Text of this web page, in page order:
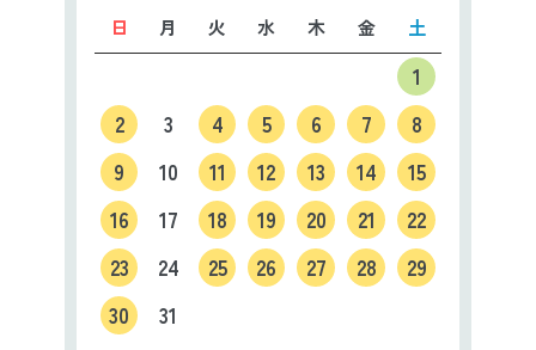
日 月 火 水 木 金 土
1
2
3 4 5 6 7
8
9
10 11 12 13 14
15
16
17 18 19 20 21
22
23
24 25 26 27 28
29
30
31